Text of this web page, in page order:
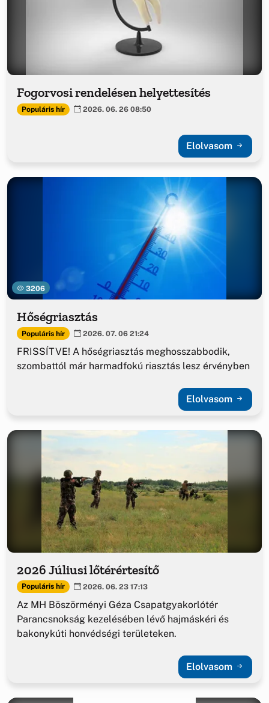
Fogorvosi rendelésen helyettesítés
Populáris hír 2026. 06. 26 08:50
Elolvasom
3206
Hőségriasztás
Populáris hír 2026. 07. 06 21:24
FRISSÍTVE! A hőségriasztás meghosszabbodik,
szombattól már harmadfokú riasztás lesz érvényben
Elolvasom
2026 Júliusi lőtérértesítő
Populáris hír 2026. 06. 23 17:13
Az MH Böszörményi Géza Csapatgyakorlótér
Parancsnokság kezelésében lévő hajmáskéri és
bakonykúti honvédségi területeken.
Elolvasom